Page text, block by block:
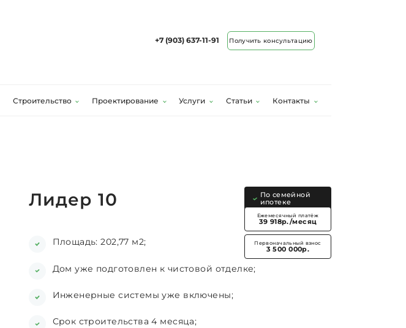
+7 (903) 637-11-91 Получить консультацию
Строительство Проектирование Услуги Статьи Контакты
По семейной
ипотеке
Ежемесячный платёж
39 918р./месяц
Первоначальный взнос
3 500 000р.
Лидер 10
Площадь: 202,77 м2;
Дом уже подготовлен к чистовой отделке;
Инженерные системы уже включены;
Срок строительства 4 месяца;